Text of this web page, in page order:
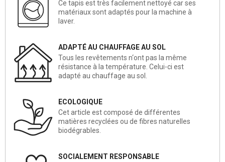
Ce tapis est très facilement nettoyé car ses
matériaux sont adaptés pour la machine à
laver.
ADAPTÉ AU CHAUFFAGE AU SOL
Tous les revêtements n‘ont pas la même
résistance à la température. Celui-ci est
adapté au chauffage au sol.
ECOLOGIQUE
Cet article est composé de différentes
matières recyclées ou de fibres naturelles
biodégrables.
SOCIALEMENT RESPONSABLE